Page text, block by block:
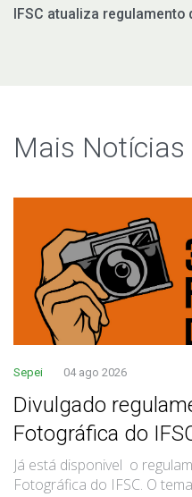
IFSC atualiza
Mais Notí­cias
Sepei 04 ago 2026
Divulgado
Fotográfica do
Já está disponivel o
Fotográfica do IFSC. O